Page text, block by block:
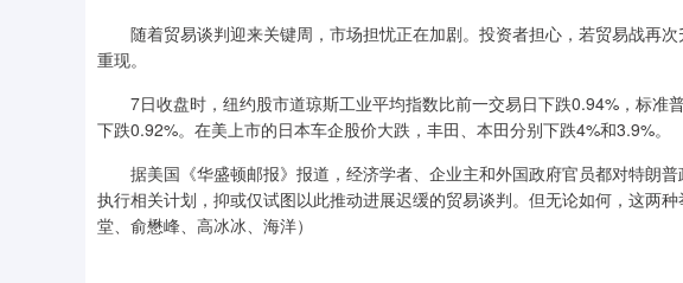
随着贸易谈判迎来关键周，市场担忧正在加剧。投资者担心，若贸易战再次
重现。
7日收盘时，纽约股市道琼斯工业平均指数比前一交易日下跌0.94%，标准
下跌0.92%。在美上市的日本车企股价大跌，丰田、本田分别下跌4%和3.9%。
据美国《华盛顿邮报》报道，经济学者、企业主和外国政府官员都对特朗普
执行相关计划，抑或仅试图以此推动进展迟缓的贸易谈判。但无论如何，这两
堂、俞懋峰、高冰冰、海洋）